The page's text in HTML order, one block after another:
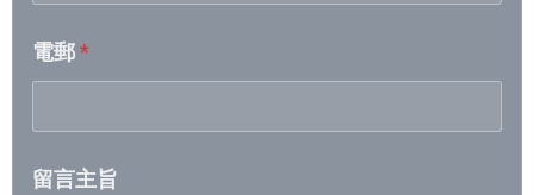
2026/5/12- 2026/5/18
2026/4/28- 2026/5/4
電郵*
留言主旨